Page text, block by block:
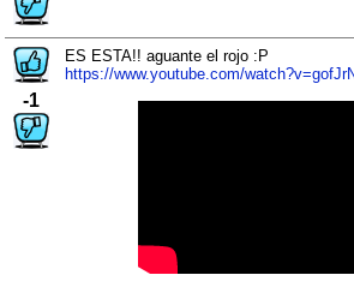
-1
ES ESTA!! aguante el rojo :P
https://www.youtube.com/